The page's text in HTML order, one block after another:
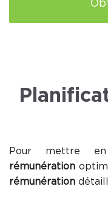
Pour mettre
rémunération
rémunération